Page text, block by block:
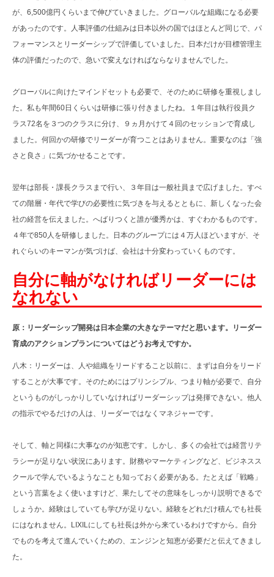
が、6,500億円くらいまで伸びていきました。グローバルな組織になる必要
があったのです。人事評価の仕組みは日本以外の国ではほとんど同じで、パ
フォーマンスとリーダーシップで評価していました。日本だけが目標管理主
体の評価だったので、急いで変えなければならなりませんでした。
グローバルに向けたマインドセットも必要で、そのために研修を重視しまし
た。私も年間60日くらいは研修に張り付きましたね。１年目は執行役員ク
ラス72名を３つのクラスに分け、９ヵ月かけて４回のセッションで育成し
ました。何回かの研修でリーダーが育つことはありません。重要なのは「強
さと良さ」に気づかせることです。
翌年は部長・課長クラスまで行い、３年目は一般社員まで広げました。すべ
ての階層・年代で学びの必要性に気づきを与えるとともに、新しくなった会
社の経営を伝えました。へばりつくと誰が優秀かは、すぐわかるものです。
４年で850人を研修しました。日本のグループには４万人ほどいますが、そ
れぐらいのキーマンが気づけば、会社は十分変わっていくものです。
自分に軸がなければリーダーには
なれない
原：リーダーシップ開発は日本企業の大きなテーマだと思います。リーダー
育成のアクションプランについてはどうお考えですか。
八木：リーダーは、人や組織をリードすること以前に、まずは自分をリード
することが大事です。そのためにはプリンシプル、つまり軸が必要で、自分
というものがしっかりしていなければリーダーシップは発揮できない。他人
の指示でやるだけの人は、リーダーではなくマネジャーです。
そして、軸と同様に大事なのが知恵です。しかし、多くの会社では経営リテ
ラシーが足りない状況にあります。財務やマーケティングなど、ビジネスス
クールで学んでいるようなことも知っておく必要がある。たとえば「戦略」
という言葉をよく使いますけど、果たしてその意味をしっかり説明できるで
しょうか。経験はしていても学びが足りない。経験をどれだけ積んでも社長
にはなれません。LIXILにしても社長は外から来ているわけですから。自分
でものを考えて進んでいくための、エンジンと知恵が必要だと伝えてきまし
た。